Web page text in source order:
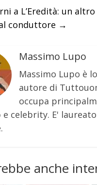
a L’Eredità: un
conduttore →
Massimo Lupo
Massimo Lupo è
autore di
occupa
e celebrity. E'
anche